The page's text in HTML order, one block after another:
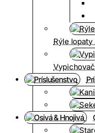
Rýle lopaty